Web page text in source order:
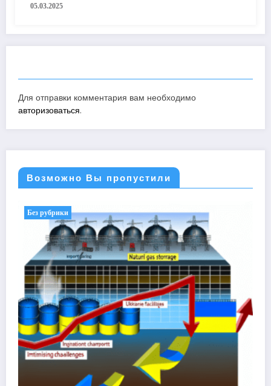
05.03.2025
Для отправки комментария вам необходимо
авторизоваться.
Возможно Вы пропустили
Без рубрики